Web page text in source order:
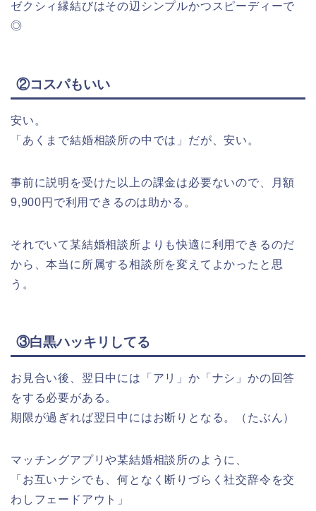
ゼクシィ縁結びはその辺シンプルかつスピーディーで
◎
②コスパもいい
安い。
「あくまで結婚相談所の中では」だが、安い。
事前に説明を受けた以上の課金は必要ないので、月額
9,900円で利用できるのは助かる。
それでいて某結婚相談所よりも快適に利用できるのだ
から、本当に所属する相談所を変えてよかったと思
う。
③白黒ハッキリしてる
お見合い後、翌日中には「アリ」か「ナシ」かの回答
をする必要がある。
期限が過ぎれば翌日中にはお断りとなる。（たぶん）
マッチングアプリや某結婚相談所のように、
「お互いナシでも、何となく断りづらく社交辞令を交
わしフェードアウト」